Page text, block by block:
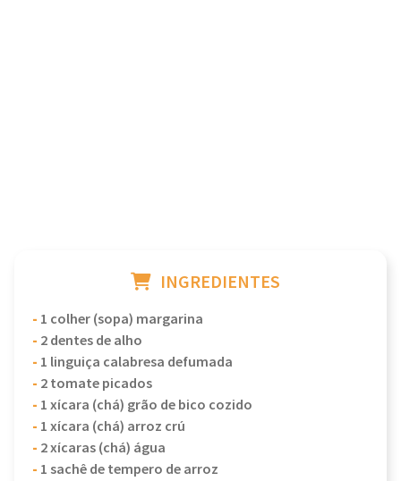
INGREDIENTES
- 1 colher (sopa) margarina
- 2 dentes de alho
- 1 linguiça calabresa defumada
- 2 tomate picados
- 1 xícara (chá) grão de bico cozido
- 1 xícara (chá) arroz crú
- 2 xícaras (chá) água
- 1 sachê de tempero de arroz